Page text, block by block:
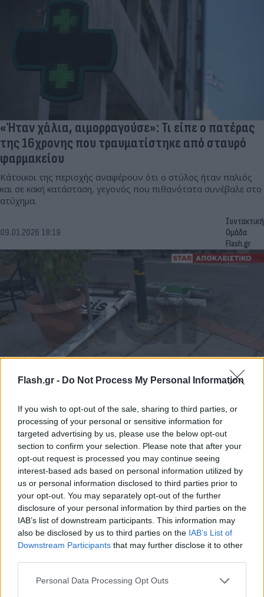
Flash.gr - Do Not Process My Personal Information
If you wish to opt-out of the sale, sharing to third parties, or
processing of your personal or sensitive information for
targeted advertising by us, please use the below opt-out
section to confirm your selection. Please note that after your
opt-out request is processed you may continue seeing
interest-based ads based on personal information utilized by
us or personal information disclosed to third parties prior to
your opt-out. You may separately opt-out of the further
disclosure of your personal information by third parties on the
IAB’s list of downstream participants. This information may
also be disclosed by us to third parties on the IAB’s List of
Downstream Participants that may further disclose it to other
Please note that this website/app uses one or more Google
Personal Data Processing Opt Outs
«Ήταν χάλια, αιμορραγούσε»: Τι είπε ο πατέρας
της 16χρονης που τραυματίστηκε από σταυρό
φαρμακείου
Κάτοικοι της περιοχής αναφέρουν ότι ο στύλος ήταν παλιός
και σε κακή κατάσταση, γεγονός που πιθανότατα συνέβαλε στο
ατύχημα.
09.01.2026 18:19
Συντακτική
Ομάδα
Flash.gr
Ο αέρας ξήλωσε ταμπέλα φαρμακείου στα
Πατήσια -15χρονη τραυματίστηκε σοβαρά στο
κεφάλι
Μία 15χρονη μαθήτρια τραυματίστηκε σοβαρά στο κεφάλι,
καθώς έπεσε στύλος με διαφημιστική πινακίδα φαρμακείου,
εξαιτίας των ισχυρών ανέμων που έπνεαν χθες στην περιοχή.
09.01.2026 08:46
Ομάδα
Flash.gr